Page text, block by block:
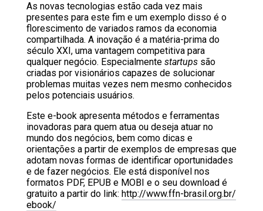
As novas tecnologias estão cada vez mais
presentes para este fim e um exemplo disso é o
florescimento de variados ramos da economia
compartilhada. A inovação é a matéria-prima do
século XXI, uma vantagem competitiva para
qualquer negócio. Especialmente startupssão
criadas por visionários capazes de solucionar
problemas muitas vezes nem mesmo conhecidos
pelos potenciais usuários.
Este e-book apresenta métodos e ferramentas
inovadoras para quem atua ou deseja atuar no
mundo dos negócios, bem como dicas e
orientações a partir de exemplos de empresas que
adotam novas formas de identificar oportunidades
e de fazer negócios. Ele está disponível nos
formatos PDF, EPUB e MOBI e o seu download é
gratuito a partir do link: http://www.ffn-brasil.org.br/
ebook/